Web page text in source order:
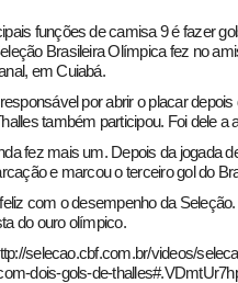
funções de camisa 9 é fazer
Brasileira Olímpica fez no
em Cuiabá.
por abrir o placar
também participou. Foi dele a
fez mais um. Depois da jogada
e marcou o terceiro gol do
com o desempenho da
do ouro olímpico.
selecao.cbf.com.br/videos/
dois-gols-de-